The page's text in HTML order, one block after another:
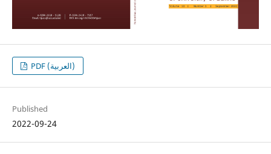
PDF (العربية)
Published
2022-09-24